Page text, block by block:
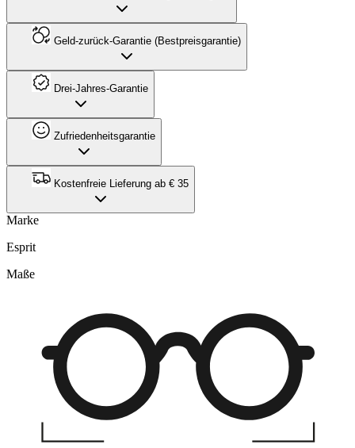
Geld-zurück-Garantie (Bestpreisgarantie)
Drei-Jahres-Garantie
Zufriedenheitsgarantie
Kostenfreie Lieferung ab € 35
Marke
Esprit
Maße